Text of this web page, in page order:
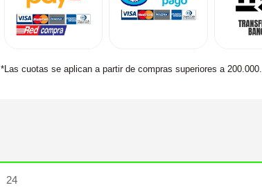
*Las cuotas se aplican a partir de compras superiores a 200.000.
24